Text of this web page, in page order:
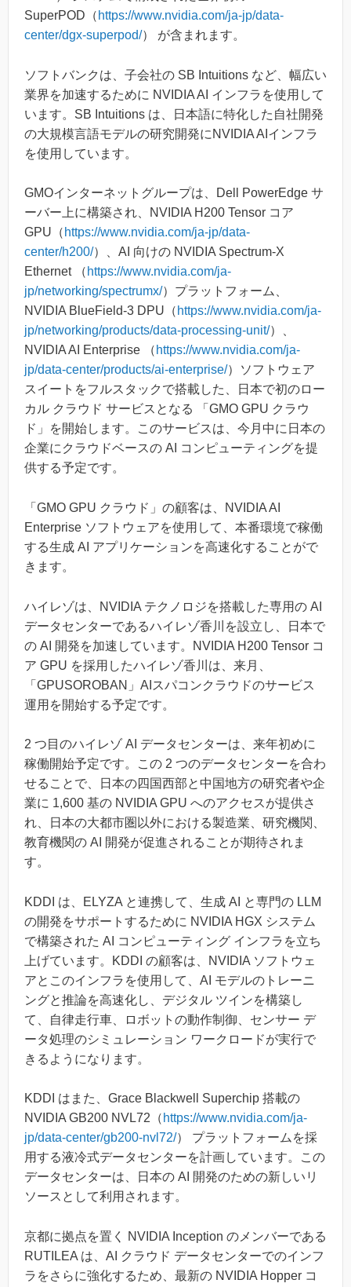
SuperPOD（ https://www.nvidia.com/ja-jp/data-
center/dgx-superpod/） が含まれます。
ソフトバンクは、子会社の SB Intuitions など、幅広い
業界を加速するために NVIDIA AI インフラを使用して
います。SB Intuitions は、日本語に特化した自社開発
の大規模言語モデルの研究開発にNVIDIA AIインフラ
を使用しています。
GMOインターネットグループは、Dell PowerEdge サ
ーバー上に構築され、NVIDIA H200 Tensor コア
GPU（ https://www.nvidia.com/ja-jp/data-
center/h200/）、AI 向けの NVIDIA Spectrum-X
Ethernet （ https://www.nvidia.com/ja-
jp/networking/spectrumx/）プラットフォーム、
NVIDIA BlueField-3 DPU（ https://www.nvidia.com/ja-
jp/networking/products/data-processing-unit/）、
NVIDIA AI Enterprise （ https://www.nvidia.com/ja-
jp/data-center/products/ai-enterprise/）ソフトウェア
スイートをフルスタックで搭載した、日本で初のロー
カル クラウド サービスとなる 「GMO GPU クラウ
ド」を開始します。このサービスは、今月中に日本の
企業にクラウドベースの AI コンピューティングを提
供する予定です。
「GMO GPU クラウド」の顧客は、NVIDIA AI
Enterprise ソフトウェアを使用して、本番環境で稼働
する生成 AI アプリケーションを高速化することがで
きます。
ハイレゾは、NVIDIA テクノロジを搭載した専用の AI
データセンターであるハイレゾ香川を設立し、日本で
の AI 開発を加速しています。NVIDIA H200 Tensor コ
ア GPU を採用したハイレゾ香川は、来月、
「GPUSOROBAN」AIスパコンクラウドのサービス
運用を開始する予定です。
2 つ目のハイレゾ AI データセンターは、来年初めに
稼働開始予定です。この 2 つのデータセンターを合わ
せることで、日本の四国西部と中国地方の研究者や企
業に 1,600 基の NVIDIA GPU へのアクセスが提供さ
れ、日本の大都市圏以外における製造業、研究機関、
教育機関の AI 開発が促進されることが期待されま
す。
KDDI は、ELYZA と連携して、生成 AI と専門の LLM
の開発をサポートするために NVIDIA HGX システム
で構築された AI コンピューティング インフラを立ち
上げています。KDDI の顧客は、NVIDIA ソフトウェ
アとこのインフラを使用して、AI モデルのトレーニ
ングと推論を高速化し、デジタル ツインを構築し
て、自律走行車、ロボットの動作制御、センサー デ
ータ処理のシミュレーション ワークロードが実行で
きるようになります。
KDDI はまた、Grace Blackwell Superchip 搭載の
NVIDIA GB200 NVL72（ https://www.nvidia.com/ja-
jp/data-center/gb200-nvl72/） プラットフォームを採
用する液冷式データセンターを計画しています。この
データセンターは、日本の AI 開発のための新しいリ
ソースとして利用されます。
京都に拠点を置く NVIDIA Inception のメンバーである
RUTILEA は、AI クラウド データセンターでのインフ
ラをさらに強化するため、最新の NVIDIA Hopper コ